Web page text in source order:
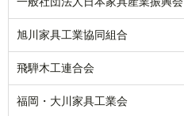
旭川家具工業協同組合
飛騨木工連合会
福岡・大川家具工業会